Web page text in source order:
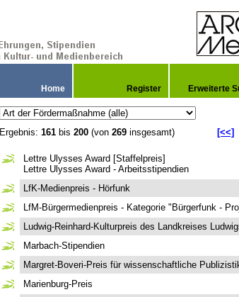
Home Register Erweiterte
Ergebnis: 161 bis 200 (von 269 insgesamt) [<<]
Lettre Ulysses Award [Staffelpreis]
Lettre Ulysses Award - Arbeitsstipendien
LfK-Medienpreis - Hörfunk
LfM-Bürgermedienpreis - Kategorie "Bürgerfunk -
Ludwig-Reinhard-Kulturpreis des Landkreises
Marbach-Stipendien
Margret-Boveri-Preis für wissenschaftliche
Marienburg-Preis